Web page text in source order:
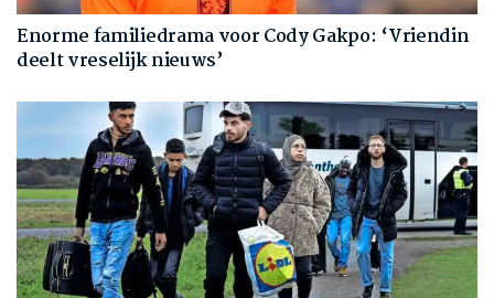
Enorme familiedrama voor Cody Gakpo: ‘Vriendin
deelt vreselijk nieuws’